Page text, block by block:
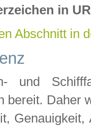
in
Abschnitt in
und
bereit. Daher